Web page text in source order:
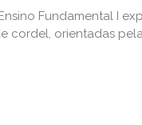
Fundamental I
cordel, orientadas